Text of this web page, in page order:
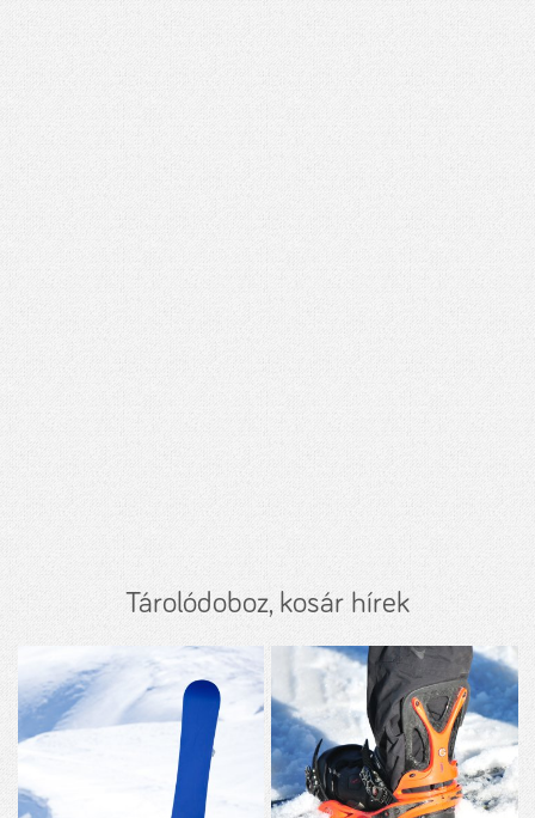
Tárolódoboz, kosár hírek